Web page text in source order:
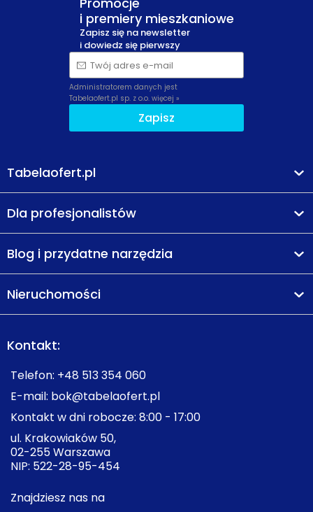
i premiery mieszkaniowe
Zapisz się na newsletter
i dowiedz się pierwszy
Twój adres e-mail
Administratorem danych jest
Tabelaofert.pl sp. z o.o. więcej »
Zapisz
Tabelaofert.pl
Dla profesjonalistów
Blog i przydatne narzędzia
Nieruchomości
Kontakt:
Telefon: +48 513 354 060
E-mail: bok@tabelaofert.pl
Kontakt w dni robocze: 8:00 - 17:00
ul. Krakowiaków 50,
02-255 Warszawa
NIP: 522-28-95-454
Znajdziesz nas na